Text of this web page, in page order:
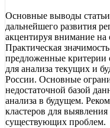
Основные выводы
дальнейшего развития
акцентируя внимание на
Практическая
предложенные критерии
для анализа текущих и
России. Основные
недостаточной базой
анализа в будущем.
кластеров для
существующих проблем.